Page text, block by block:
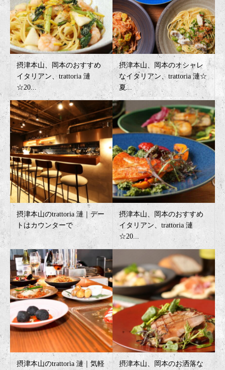
摂津本山、岡本のおすすめ
イタリアン、trattoria 漣
☆20...
摂津本山、岡本のオシャレ
なイタリアン、trattoria 漣☆
夏...
摂津本山のtrattoria 漣｜デー
トはカウンターで
摂津本山、岡本のおすすめ
イタリアン、trattoria 漣
☆20...
摂津本山のtrattoria 漣｜気軽
摂津本山、岡本のお洒落な